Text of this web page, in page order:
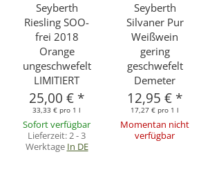
Seyberth
Riesling SOO-
frei 2018
Orange
ungeschwefelt
LIMITIERT
25,00 € *
33,33 € pro 1 l
Sofort verfügbar
Lieferzeit:2 - 3
Werktage In DE
Seyberth
Silvaner Pur
Weißwein
gering
geschwefelt
Demeter
12,95 € *
17,27 € pro 1 l
Momentan nicht
verfügbar